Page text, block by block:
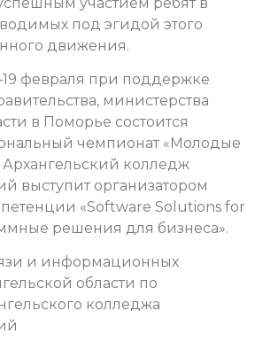
под эгидой этого
движения.
февраля при поддержке
министерства
в Поморье состоится
чемпионат «Молодые
колледж
выступит организатором
«Software Solutions for
решения для бизнеса».
и информационных
области по
колледжа